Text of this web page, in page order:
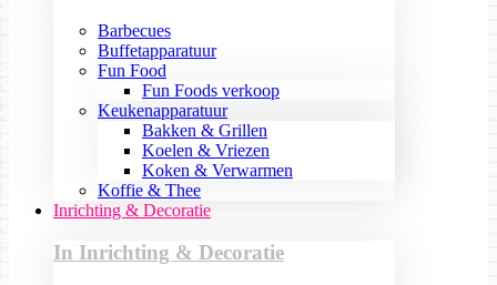
Barbecues
Buffetapparatuur
Fun Food
Fun Foods verkoop
Keukenapparatuur
Bakken & Grillen
Koelen & Vriezen
Koken & Verwarmen
Koffie & Thee
Inrichting & Decoratie
In Inrichting & Decoratie